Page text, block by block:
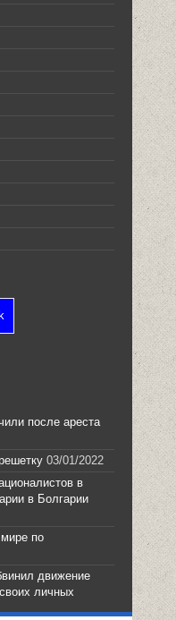
после ареста
03/01/2022
в
в Болгарии
по
движение
личных